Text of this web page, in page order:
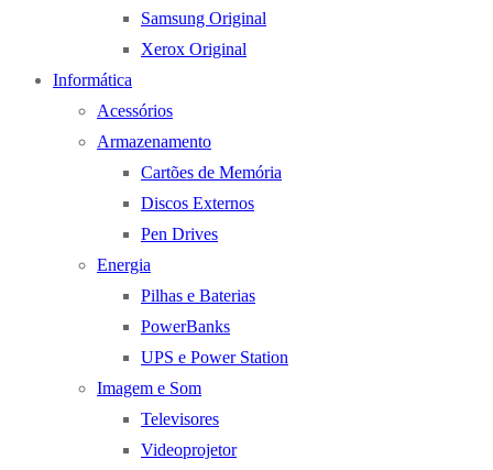
Samsung Original
Xerox Original
Informática
Acessórios
Armazenamento
Cartões de Memória
Discos Externos
Pen Drives
Energia
Pilhas e Baterias
PowerBanks
UPS e Power Station
Imagem e Som
Televisores
Videoprojetor